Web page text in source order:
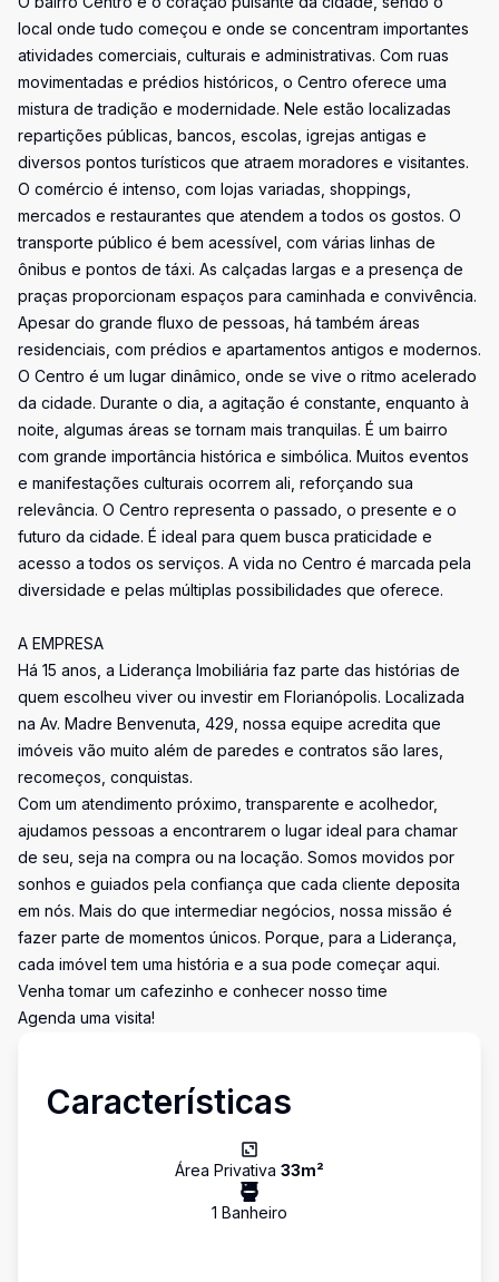
local onde tudo começou e onde se concentram importantes
atividades comerciais, culturais e administrativas. Com ruas
movimentadas e prédios históricos, o Centro oferece uma
mistura de tradição e modernidade. Nele estão localizadas
repartições públicas, bancos, escolas, igrejas antigas e
diversos pontos turísticos que atraem moradores e visitantes.
O comércio é intenso, com lojas variadas, shoppings,
mercados e restaurantes que atendem a todos os gostos. O
transporte público é bem acessível, com várias linhas de
ônibus e pontos de táxi. As calçadas largas e a presença de
praças proporcionam espaços para caminhada e convivência.
Apesar do grande fluxo de pessoas, há também áreas
residenciais, com prédios e apartamentos antigos e modernos.
O Centro é um lugar dinâmico, onde se vive o ritmo acelerado
da cidade. Durante o dia, a agitação é constante, enquanto à
noite, algumas áreas se tornam mais tranquilas. É um bairro
com grande importância histórica e simbólica. Muitos eventos
e manifestações culturais ocorrem ali, reforçando sua
relevância. O Centro representa o passado, o presente e o
futuro da cidade. É ideal para quem busca praticidade e
acesso a todos os serviços. A vida no Centro é marcada pela
diversidade e pelas múltiplas possibilidades que oferece.
A EMPRESA
Há 15 anos, a Liderança Imobiliária faz parte das histórias de
quem escolheu viver ou investir em Florianópolis. Localizada
na Av. Madre Benvenuta, 429, nossa equipe acredita que
imóveis vão muito além de paredes e contratos são lares,
recomeços, conquistas.
Com um atendimento próximo, transparente e acolhedor,
ajudamos pessoas a encontrarem o lugar ideal para chamar
de seu, seja na compra ou na locação. Somos movidos por
sonhos e guiados pela confiança que cada cliente deposita
em nós. Mais do que intermediar negócios, nossa missão é
fazer parte de momentos únicos. Porque, para a Liderança,
cada imóvel tem uma história e a sua pode começar aqui.
Venha tomar um cafezinho e conhecer nosso time
Agenda uma visita!
Características
Área Privativa 33m²
1 Banheiro